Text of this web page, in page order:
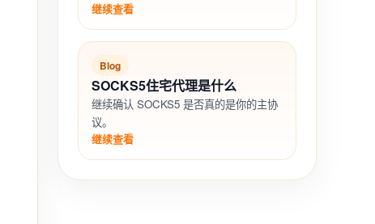
继续查看
Blog
SOCKS5住宅代理是什么
继续确认 SOCKS5 是否真的是你的主协
议。
继续查看